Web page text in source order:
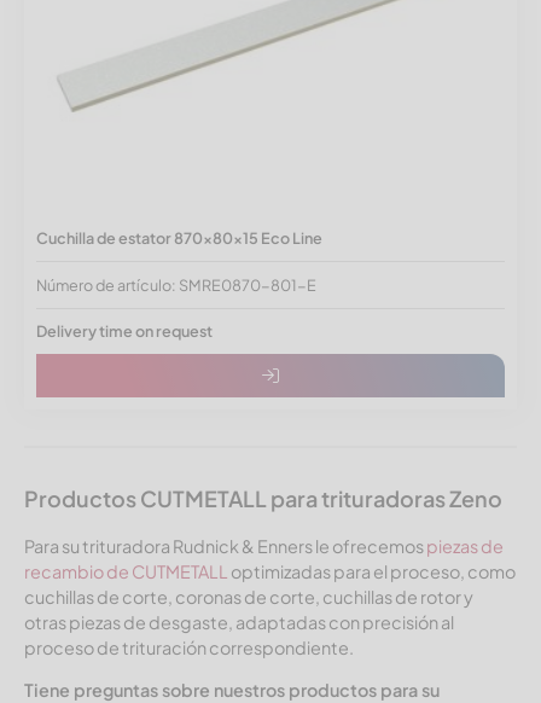
Cuchilla de estator 870x80x15 Eco Line
Número de artículo: SMRE0870-801-E
Delivery time on request
Productos CUTMETALL para trituradoras Zeno
Para su trituradora Rudnick & Enners le ofrecemospiezas de
recambio de CUTMETALL optimizadas para el proceso, como
cuchillas de corte, coronas de corte, cuchillas de rotor y
otras piezas de desgaste, adaptadas con precisión al
proceso de trituración correspondiente.
Tiene preguntas sobre nuestros productos para su